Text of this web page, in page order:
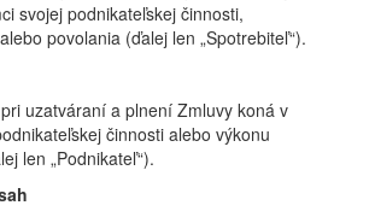
svojej podnikateľskej činnosti,
povolania (ďalej len „Spotrebiteľ“).
uzatváraní a plnení Zmluvy koná v
činnosti alebo výkonu
len „Podnikateľ“).